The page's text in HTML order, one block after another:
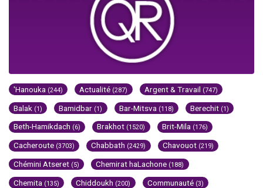
'Hanouka (244) Actualité (287) Argent & Travail (747)
Balak (1) Bamidbar (1) Bar-Mitsva (118) Berechit (1)
Beth-Hamikdach (6) Brakhot (1520) Brit-Mila (176)
Cacheroute (3703) Chabbath (2429) Chavouot (219)
Chémini Atseret (5) Chemirat haLachone (188)
Chemita (135) Chiddoukh (200) Communauté (3)